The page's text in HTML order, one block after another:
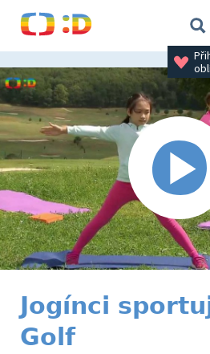
Jogínci
Golf